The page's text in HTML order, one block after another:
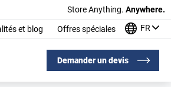
Store Anything. Anywhere.
et blog Offres spéciales FR
Demander un devis